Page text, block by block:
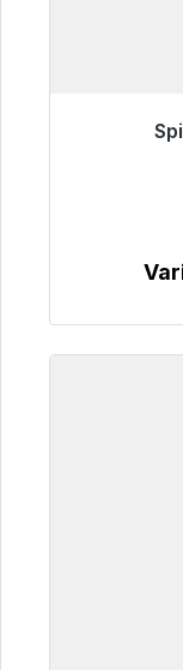
Klaar